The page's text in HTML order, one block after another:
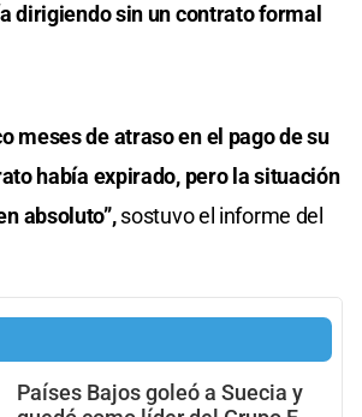
dirigiendo sin un contrato formal
meses de atraso en el pago de su
había expirado, pero la situación
absoluto”,sostuvo el informe del
Países Bajos goleó a Suecia y